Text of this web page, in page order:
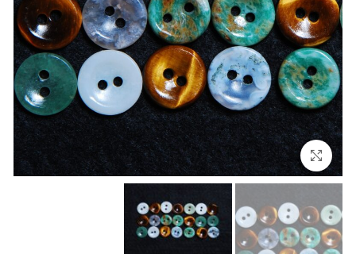
بزرگنمایی تصویر